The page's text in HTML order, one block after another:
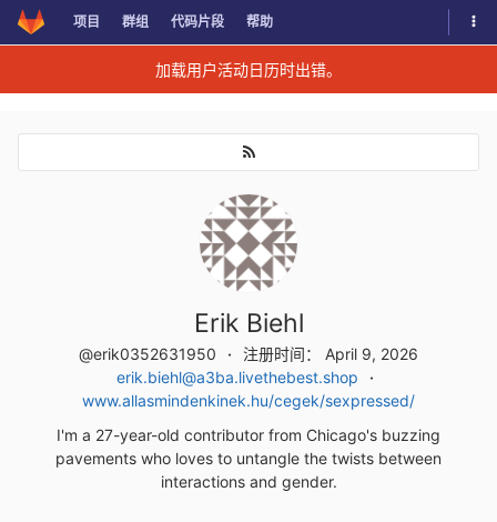
Skip to content
项目 群组 代码片段 帮助 切
加载用户活动日历时出错。
Erik Biehl
@erik0352631950
注册时间： April 9, 2026
erik.biehl@a3ba.livethebest.shop
www.allasmindenkinek.hu/cegek/sexpressed/
I'm a 27-year-old contributor from Chicago's buzzing
pavements who loves to untangle the twists between
interactions and gender.